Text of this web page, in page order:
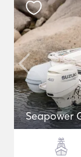
Seapower